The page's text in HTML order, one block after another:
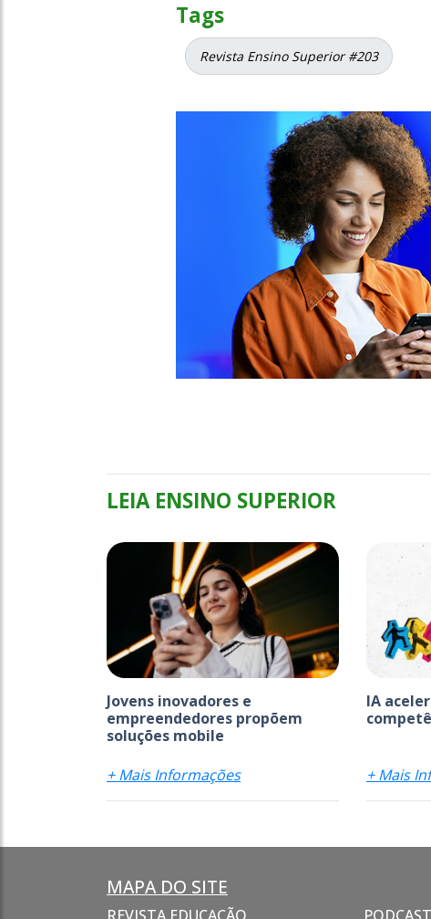
Tags
Revista Ensino Superior #203
LEIA ENSINO SUPERIOR
Jovens inovadores e
empreendedores propõem
soluções mobile
+ Mais Informações
IA
+ Mais
MAPA DO SITE